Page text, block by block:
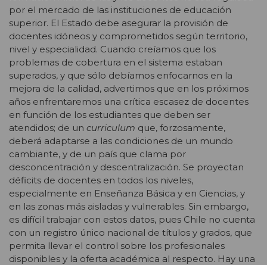
por el mercado de las instituciones de educación
superior. El Estado debe asegurar la provisión de
docentes idóneos y comprometidos según territorio,
nivel y especialidad. Cuando creíamos que los
problemas de cobertura en el sistema estaban
superados, y que sólo debíamos enfocarnos en la
mejora de la calidad, advertimos que en los próximos
años enfrentaremos una crítica escasez de docentes
en función de los estudiantes que deben ser
atendidos; de un curriculum que, forzosamente,
deberá adaptarse a las condiciones de un mundo
cambiante, y de un país que clama por
desconcentración y descentralización. Se proyectan
déficits de docentes en todos los niveles,
especialmente en Enseñanza Básica y en Ciencias, y
en las zonas más aisladas y vulnerables. Sin embargo,
es difícil trabajar con estos datos, pues Chile no cuenta
con un registro único nacional de títulos y grados, que
permita llevar el control sobre los profesionales
disponibles y la oferta académica al respecto. Hay una